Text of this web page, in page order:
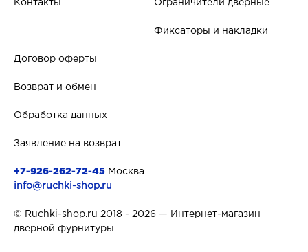
Контакты Ограничители дверные
Фиксаторы и накладки
Договор оферты
Возврат и обмен
Обработка данных
Заявление на возврат
+7-926-262-72-45 Москва
info@ruchki-shop.ru
© Ruchki-shop.ru 2018 - 2026 — Интернет-магазин
дверной фурнитуры